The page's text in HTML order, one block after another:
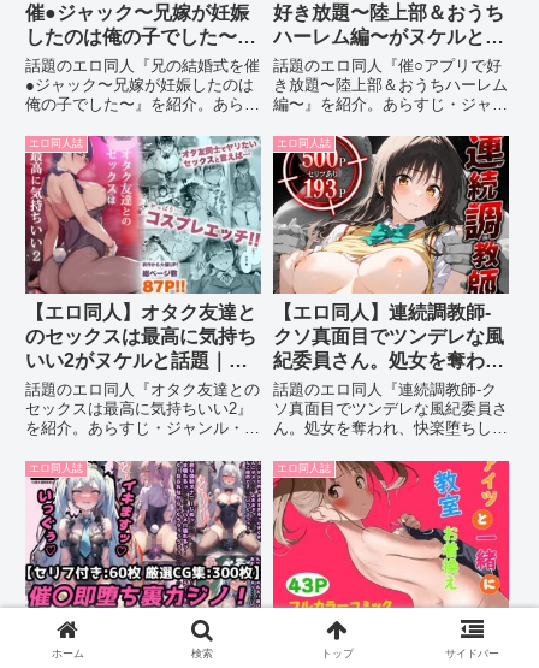
催●ジャック〜兄嫁が妊娠
したのは俺の子でした〜が
ヌケルと話題｜内容まとめ
話題のエロ同人『兄の結婚式を催
●ジャック〜兄嫁が妊娠したのは
俺の子でした〜』を紹介。あらす
て解説します。
好き放題〜陸上部＆おうち
ハーレム編〜がヌケルと話
題｜内容まとめ
話題のエロ同人『催○アプリで好
き放題〜陸上部＆おうちハーレム
編〜』を紹介。あらすじ・ジャン
す。
エロ同人誌
【エロ同人】オタク友達と
のセックスは最高に気持ち
いい2がヌケルと話題｜内
容まとめ
話題のエロ同人『オタク友達との
セックスは最高に気持ちいい2』
を紹介。あらすじ・ジャンル・見
エロ同人誌
【エロ同人】連続調教師-
クソ真面目でツンデレな風
紀委員さん。処女を奪わ
れ、快楽堕ちしてしまう
ww- 古○川唯がヌケルと話
題｜内容まとめ
話題のエロ同人『連続調教師-ク
ソ真面目でツンデレな風紀委員さ
ん。処女を奪われ、快楽堕ちして
らすじ・ジャンル・見どころをま
とめて解説します。
エロ同人誌
【エロ同人】催〇即堕ち裏
カジノ！ギャンブル破産の
エロ同人誌
【エロ同人】アイツと一緒
に教室お着換えがヌケルと
ホーム 検索 トップ サイドバー